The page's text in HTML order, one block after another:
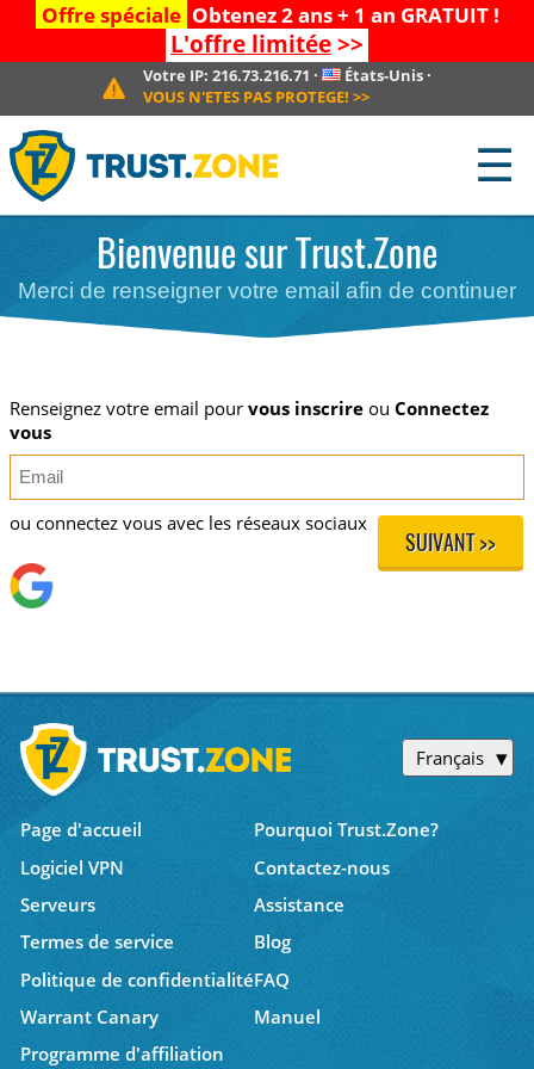
Offre spéciale Obtenez 2 ans + 1 an GRATUIT !
L'offre limitée>>
Votre IP:216.73.216.71 · États-Unis·
VOUS N'ETES PAS PROTEGE! >>
☰
Bienvenue sur Trust.Zone
Merci de renseigner votre email afin de continuer
Renseignez votre email pour vous inscrire ou Connectez
vous
SUIVANT >>
ou connectez vous avec les réseaux sociaux
Français
Page d'accueil
Pourquoi Trust.Zone?
Logiciel VPN
Contactez-nous
Serveurs
Assistance
Termes de service
Blog
Politique de confidentialitéFAQ
Warrant Canary
Manuel
Programme d'affiliation